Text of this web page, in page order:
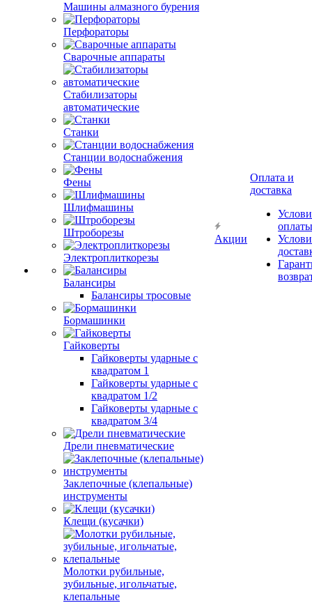
Машины алмазного бурения
Перфораторы
Сварочные аппараты
Стабилизаторы
автоматические
Станки
Станции водоснабжения
Фены
Шлифмашины
Штроборезы
Электроплиткорезы
Балансиры
Балансиры тросовые
Бормашинки
Гайковерты
Гайковерты ударные с
квадратом 1
Гайковерты ударные с
квадратом 1/2
Гайковерты ударные с
квадратом 3/4
Дрели пневматические
Заклепочные (клепальные)
инструменты
Клещи (кусачки)
Молотки рубильные,
зубильные, игольчатые,
клепальные
Акции
Оплата и
доставка
оплаты